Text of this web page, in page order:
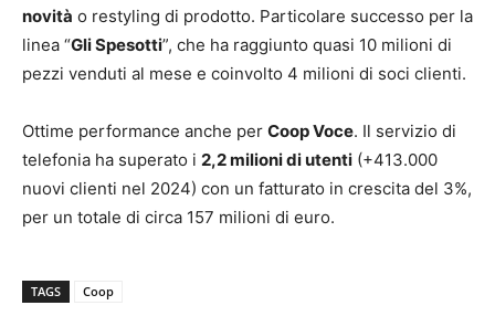
novità o restyling di prodotto. Particolare successo per la
linea “Gli Spesotti”, che ha raggiunto quasi 10 milioni di
pezzi venduti al mese e coinvolto 4 milioni di soci clienti.
Ottime performance anche per Coop Voce. Il servizio di
telefonia ha superato i 2,2 milioni di utenti (+413.000
nuovi clienti nel 2024) con un fatturato in crescita del 3%,
per un totale di circa 157 milioni di euro.
TAGS Coop